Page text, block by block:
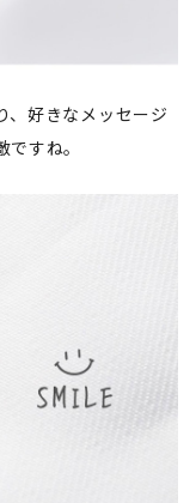
、好きなメッセージ
すね。